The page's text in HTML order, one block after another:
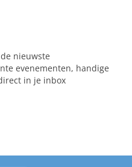
nieuwste
evenementen, handige
in je inbox